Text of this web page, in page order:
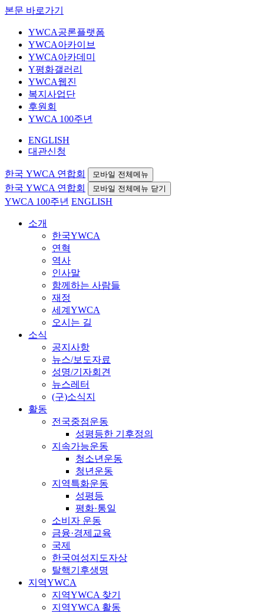
본문 바로가기
YWCA공론플랫폼
YWCA아카이브
YWCA아카데미
Y평화갤러리
YWCA웹진
복지사업단
후원회
YWCA 100주년
ENGLISH
대관신청
한국 YWCA 연합회 모바일 전체메뉴
한국 YWCA 연합회 모바일 전체메뉴 닫기
YWCA 100주년 ENGLISH
소개
한국YWCA
연혁
역사
인사말
함께하는 사람들
재정
세계YWCA
오시는 길
소식
공지사항
뉴스/보도자료
성명/기자회견
뉴스레터
(구)소식지
활동
전국중점운동
성평등한 기후정의
지속가능운동
청소년운동
청년운동
지역특화운동
성평등
평화·통일
소비자 운동
금융·경제교육
국제
한국여성지도자상
탈핵기후생명
지역YWCA
지역YWCA 찾기
지역YWCA 활동